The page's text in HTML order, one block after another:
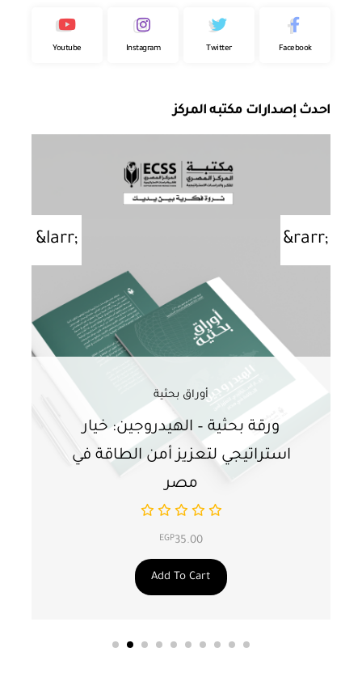
Facebook
Twitter
Instagram
Youtube
احدث إصدارات مكتبه المركز
أوراق بحثية
ورقة بحثية – الهيدروجين: خيار
استراتيجي لتعزيز أمن الطاقة في
مصر
EGP35.00
Add To Cart